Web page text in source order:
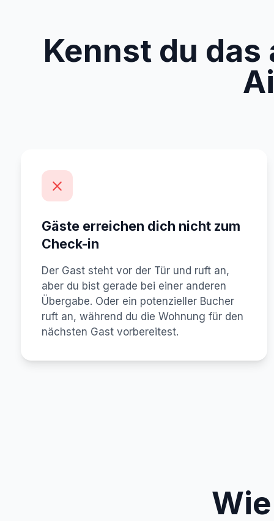
Kennst du
Gäste erreichen dich nicht zum
Check-in
Der Gast steht vor der Tür und ruft an,
aber du bist gerade bei einer anderen
Übergabe. Oder ein potenzieller Bucher
ruft an, während du die Wohnung für den
nächsten Gast vorbereitest.